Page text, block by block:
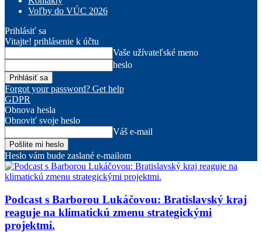
Voľby do VÚC 2026
Prihlásiť sa
Vitajte! prihlásenie k účtu
Vaše užívateľské meno
heslo
Forgot your password? Get help
GDPR
Obnova hesla
Obnoviť svoje heslo
Váš e-mail
Heslo vám bude zaslané e-mailom
Podcast s Barborou Lukáčovou: Bratislavský kraj
reaguje na klimatickú zmenu strategickými
projektmi.